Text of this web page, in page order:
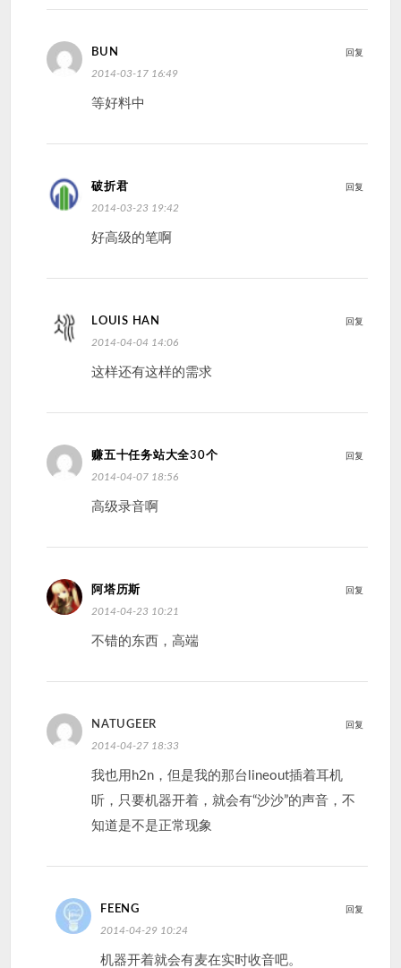
BUN
2014-03-17 16:49
等好料中
回复
破折君
2014-03-23 19:42
好高级的笔啊
回复
LOUIS HAN
2014-04-04 14:06
这样还有这样的需求
回复
赚五十任务站大全30个
2014-04-07 18:56
高级录音啊
回复
阿塔历斯
2014-04-23 10:21
不错的东西，高端
回复
NATUGEER
2014-04-27 18:33
我也用h2n，但是我的那台lineout插着耳机
听，只要机器开着，就会有“沙沙”的声音，不
知道是不是正常现象
回复
FEENG
2014-04-29 10:24
机器开着就会有麦在实时收音吧。
回复